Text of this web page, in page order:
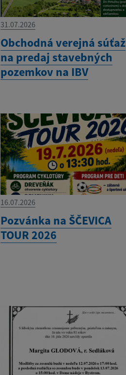
31.07.2026
Obchodná verejná súťaž
na predaj stavebných
pozemkov na IBV
16.07.2026
Pozvánka na ŠČEVICA
TOUR 2026